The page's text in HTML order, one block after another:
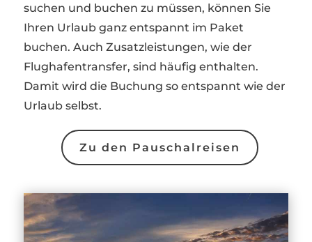
suchen und buchen zu müssen, können Sie
Ihren Urlaub ganz entspannt im Paket
buchen. Auch Zusatzleistungen, wie der
Flughafentransfer, sind häufig enthalten.
Damit wird die Buchung so entspannt wie der
Urlaub selbst.
Zu den Pauschalreisen